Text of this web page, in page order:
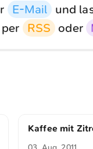
E-Mail
und
RSS oder
Kaffee mit